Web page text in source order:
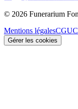
© 2026 Funerarium
Mentions légalesCGU
Gérer les cookies